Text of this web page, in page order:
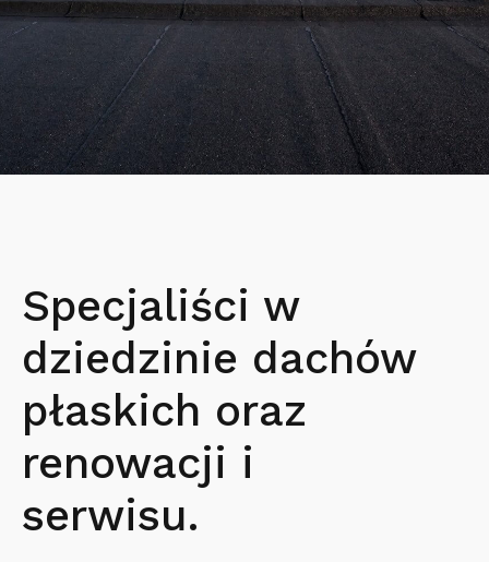
Specjaliści w
dziedzinie dachów
płaskich oraz
renowacji i
serwisu.